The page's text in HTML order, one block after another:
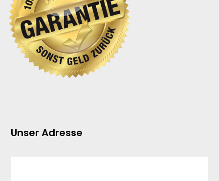
Unser Adresse